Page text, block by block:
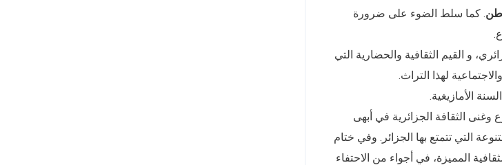
. كما سلط الضوء على ضرورة
و القيم الثقافية والحضارية التي
لهذا التراث.
الأمازيغية.
الثقافة الجزائرية في أبهى
التي تتمتع بها الجزائر. وفي ختام
المميزة، في أجواء من الاحتفاء